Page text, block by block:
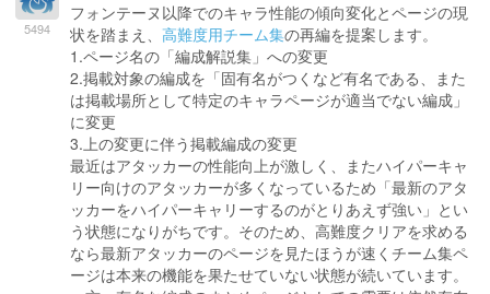
5494
フォンテーヌ以降でのキャラ性能の傾向変化とページの現
状を踏まえ、 高難度用チーム集の再編を提案します。
1.ページ名の「編成解説集」への変更
2.掲載対象の編成を「固有名がつくなど有名である、また
は掲載場所として特定のキャラページが適当でない編成」
に変更
3.上の変更に伴う掲載編成の変更
最近はアタッカーの性能向上が激しく、またハイパーキャ
リー向けのアタッカーが多くなっているため「最新のアタ
ッカーをハイパーキャリーするのがとりあえず強い」とい
う状態になりがちです。そのため、高難度クリアを求める
なら最新アタッカーのページを見たほうが速くチーム集ペ
ージは本来の機能を果たせていない状態が続いています。